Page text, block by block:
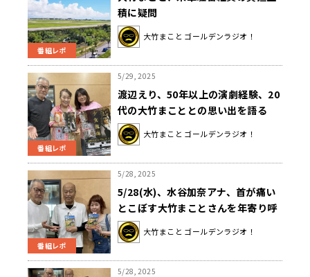
番組レポ
積に疑問
大竹まこと ゴールデンラジオ！
番組レポ
5/29, 2025
渡辺えり、50年以上の演劇経験、20
代の大竹まこととの思い出を語る
大竹まこと ゴールデンラジオ！
番組レポ
5/28, 2025
5/28(水)、水谷加奈アナ、首が痛い
とこぼす大竹まことさんを年寄り呼
ばわり！？大竹さんは、水谷アナの
加齢による髪質の変化を見抜いて猛
大竹まこと ゴールデンラジオ！
5/28, 2025